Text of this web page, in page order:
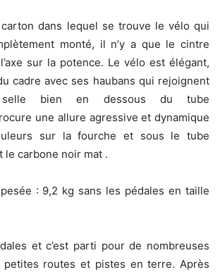
carton dans lequel se trouve le vélo qui
monté, il n’y a que le cintre
sur la potence. Le vélo est élégant,
cadre avec ses haubans qui rejoignent
bien en dessous du tube
une allure agressive et dynamique
sur la fourche et sous le tube
le carbone noir mat .
: 9,2 kg sans les pédales en taille
et c’est parti pour de nombreuses
petites routes et pistes en terre. Après